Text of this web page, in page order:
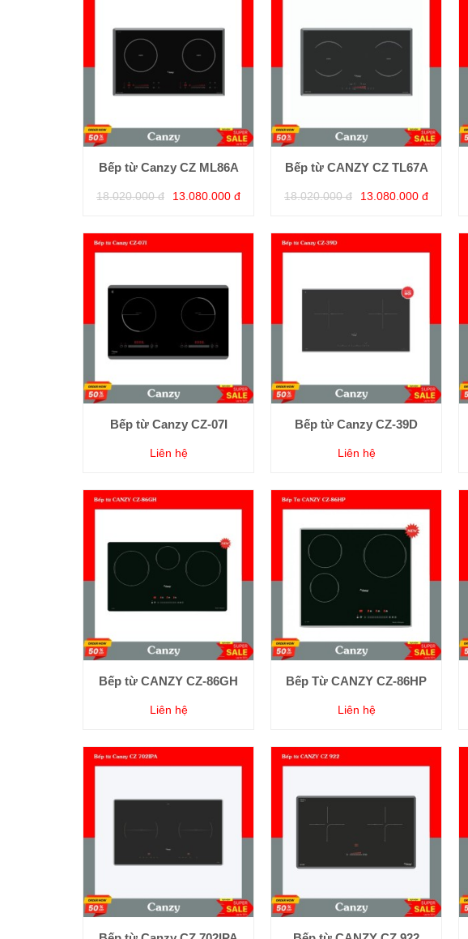
Bếp từ Canzy CZ ML86A
18.020.000 đ 13.080.000 đ
Bếp từ CANZY CZ TL67A
18.020.000 đ 13.080.000 đ
Bếp từ Canzy CZ-07I
Liên hệ
Bếp từ Canzy CZ-39D
Liên hệ
Bếp từ CANZY CZ-86GH
Liên hệ
Bếp Từ CANZY CZ-86HP
Liên hệ